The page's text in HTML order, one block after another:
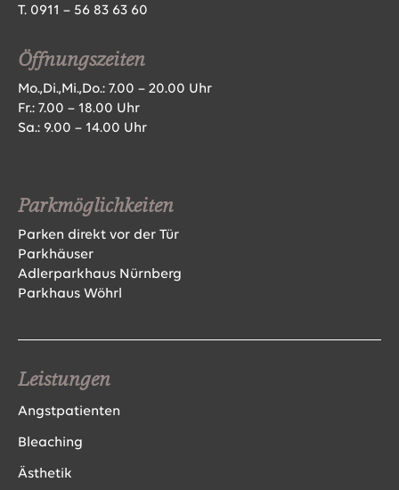
T. 0911 – 56 83 63 60
Öffnungszeiten
Mo.,Di.,Mi.,Do.: 7.00 – 20.00 Uhr
Fr.: 7.00 – 18.00 Uhr
Sa.: 9.00 – 14.00 Uhr
Parkmöglichkeiten
Parken direkt vor der Tür
Parkhäuser
Adlerparkhaus Nürnberg
Parkhaus Wöhrl
Leistungen
Angstpatienten
Bleaching
Ästhetik